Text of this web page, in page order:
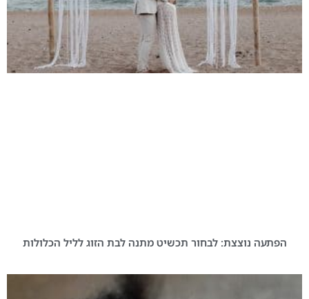
הפתעה נוצצת: לבחור תכשיט מתנה לבת הזוג לליל הכלולות